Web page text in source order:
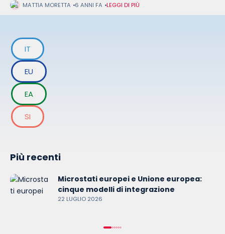
silenzio: quella dei paesi dove manca la libertà di religione.”
Questa la definizione riportata
MATTIA MORETTA 6 ANNI FA LEGGI DI PIÙ
IT
EU
EA
SI
Più recenti
Microstati europei e Unione europea:
cinque modelli di integrazione
22 LUGLIO 2026